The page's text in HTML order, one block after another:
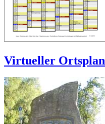
Virtueller Ortsplan